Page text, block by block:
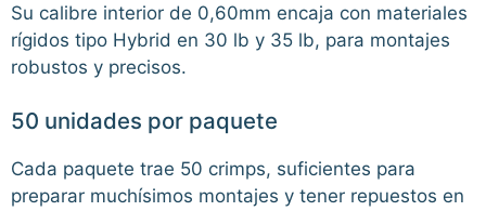
Su calibre interior de 0,60mm encaja con materiales
rígidos tipo Hybrid en 30 lb y 35 lb, para montajes
robustos y precisos.
50 unidades por paquete
Cada paquete trae 50 crimps, suficientes para
preparar muchísimos montajes y tener repuestos en